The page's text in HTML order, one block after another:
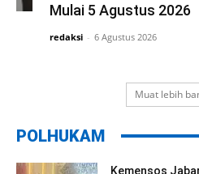
Mulai 5 Agustus 2026
redaksi - 6 Agustus 2026
Muat lebih
POLHUKAM
Kemensos